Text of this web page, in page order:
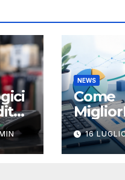
NEWS
Come
aiuta
e
rata
16